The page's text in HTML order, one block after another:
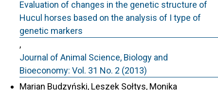
Evaluation of changes in the genetic structure of
Hucul horses based on the analysis of I type of
genetic markers
,
Journal of Animal Science, Biology and
Bioeconomy: Vol. 31 No. 2 (2013)
Marian Budzyński, Leszek Sołtys, Monika